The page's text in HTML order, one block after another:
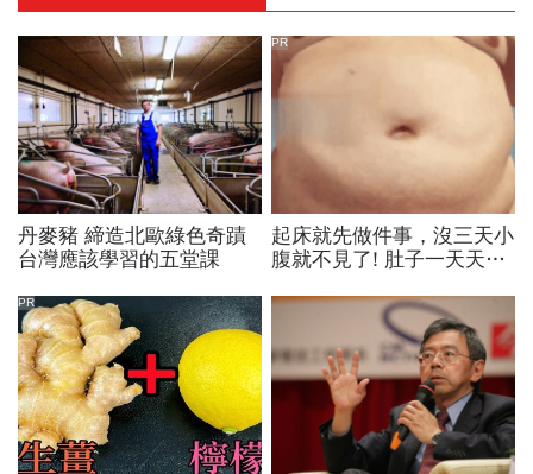
丹麥豬 締造北歐綠色奇蹟
台灣應該學習的五堂課
起床就先做件事，沒三天小
腹就不見了! 肚子一天天變
PR
PR